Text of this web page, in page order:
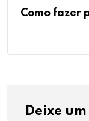
Como fazer
Deixe